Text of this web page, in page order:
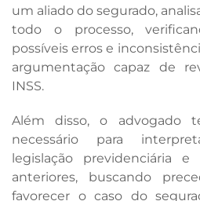
um aliado do segurado,
todo o processo,
possíveis erros e
argumentação capaz de
INSS.
Além disso, o advogado
necessário para
legislação previdenciária
anteriores, buscando
favorecer o caso do